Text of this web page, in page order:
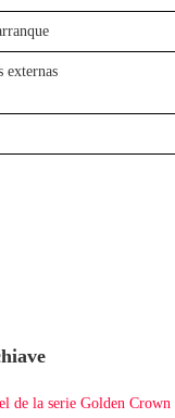
externas
de la serie Golden Crown